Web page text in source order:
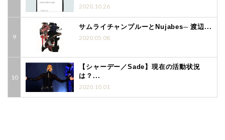
2020.10.26
サムライチャンプルーとNujabes─ 渡辺...
2020.05.08
【シャーデー／Sade】現在の活動状況
は？...
2020.10.01